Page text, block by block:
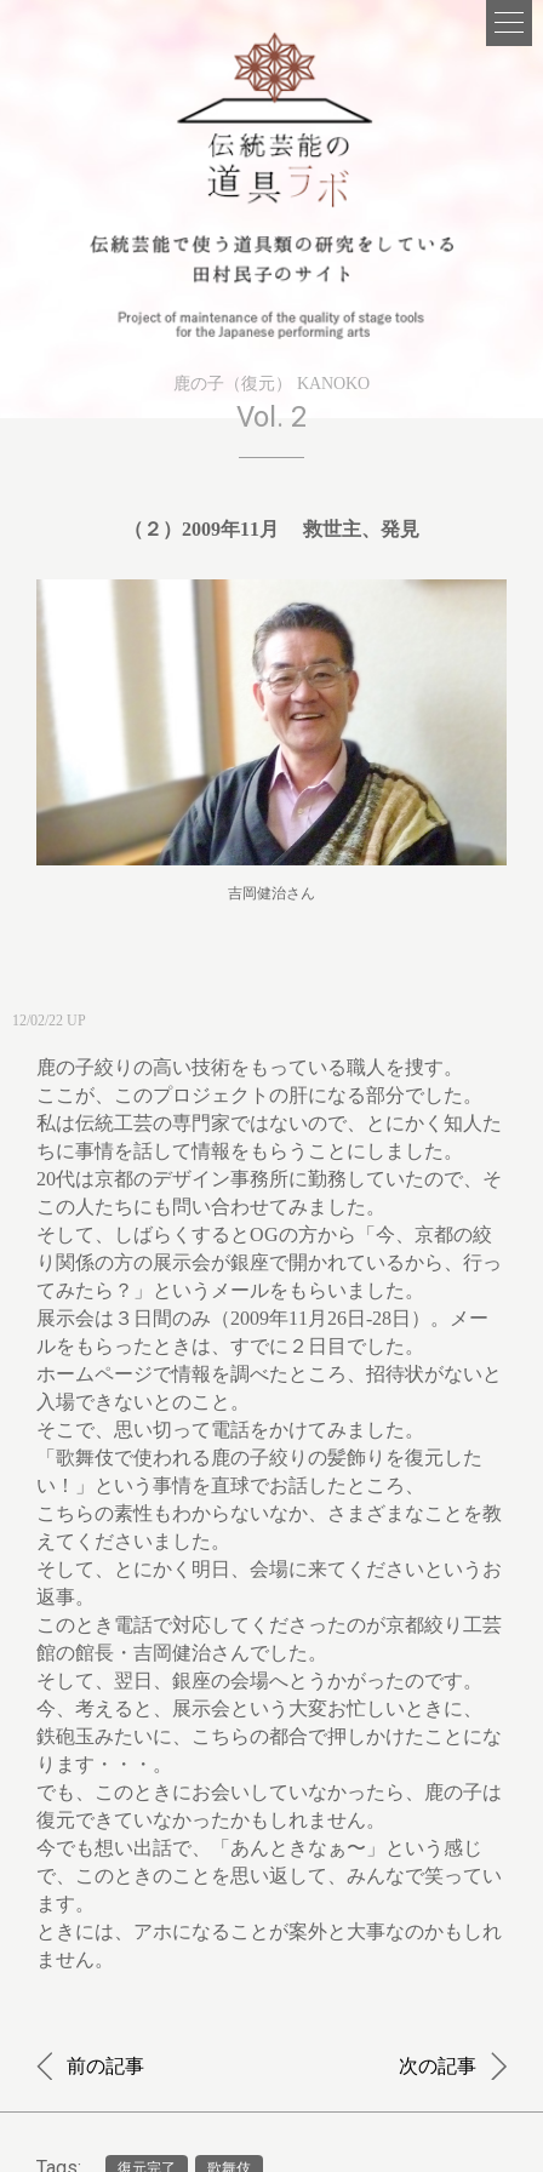
鹿の子（復元） KANOKO
Vol. 2
（２）2009年11月 救世主、発見
吉岡健治さん
12/02/22 UP
鹿の子絞りの高い技術をもっている職人を捜す。
ここが、このプロジェクトの肝になる部分でした。
私は伝統工芸の専門家ではないので、とにかく知人た
ちに事情を話して情報をもらうことにしました。
20代は京都のデザイン事務所に勤務していたので、そ
この人たちにも問い合わせてみました。
そして、しばらくするとOGの方から「今、京都の絞
り関係の方の展示会が銀座で開かれているから、行っ
てみたら？」というメールをもらいました。
展示会は３日間のみ（2009年11月26日-28日）。メー
ルをもらったときは、すでに２日目でした。
ホームページで情報を調べたところ、招待状がないと
入場できないとのこと。
そこで、思い切って電話をかけてみました。
「歌舞伎で使われる鹿の子絞りの髪飾りを復元した
い！」という事情を直球でお話したところ、
こちらの素性もわからないなか、さまざまなことを教
えてくださいました。
そして、とにかく明日、会場に来てくださいというお
返事。
このとき電話で対応してくださったのが京都絞り工芸
館の館長・吉岡健治さんでした。
そして、翌日、銀座の会場へとうかがったのです。
今、考えると、展示会という大変お忙しいときに、
鉄砲玉みたいに、こちらの都合で押しかけたことにな
ります・・・。
でも、このときにお会いしていなかったら、鹿の子は
復元できていなかったかもしれません。
今でも想い出話で、「あんときなぁ〜」という感じ
で、このときのことを思い返して、みんなで笑ってい
ます。
ときには、アホになることが案外と大事なのかもしれ
ません。
前の記事 次の記事
復元完了 歌舞伎